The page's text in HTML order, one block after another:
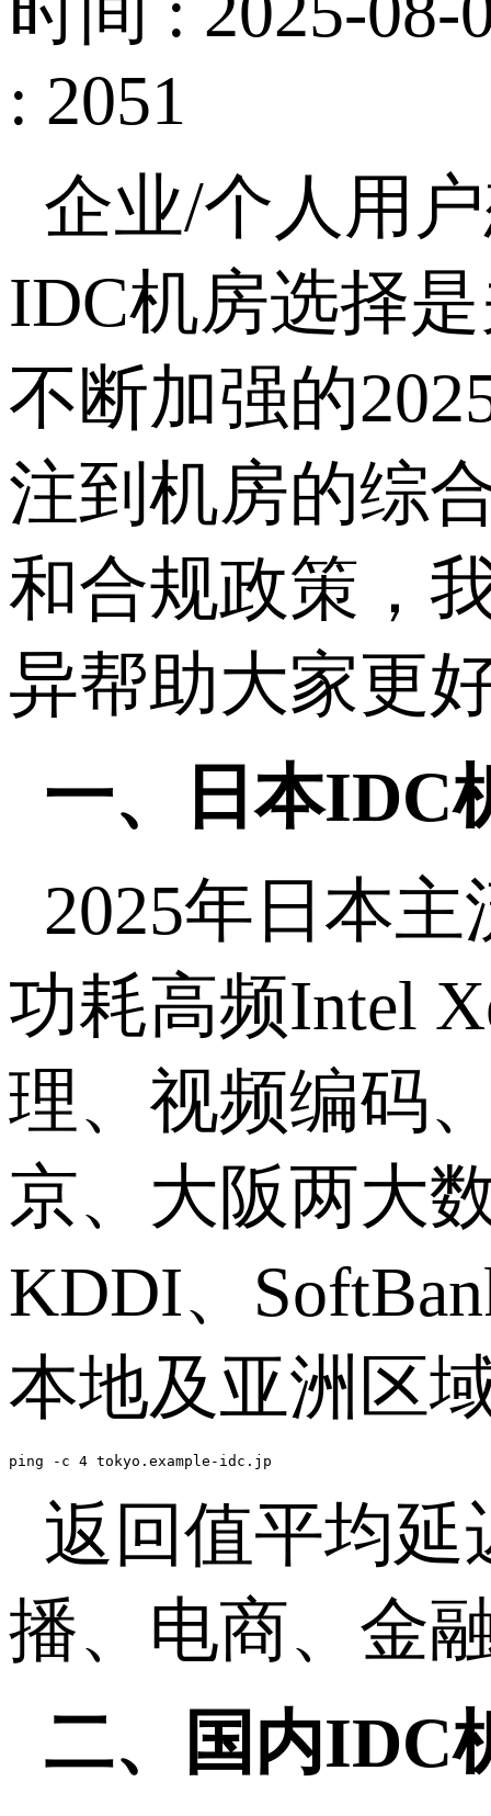
: 2051
企业/个人用
IDC机房选择
不断加强的
注到机房的综
和合规政策，
异帮助大家更
一、日本IDC
2025年日本主
功耗高频Intel
理、视频编码
京、大阪两大
KDDI、
本地及亚洲区
ping -c 4 tokyo.example-idc.jp
返回值平均延
播、电商、金
二、国内IDC